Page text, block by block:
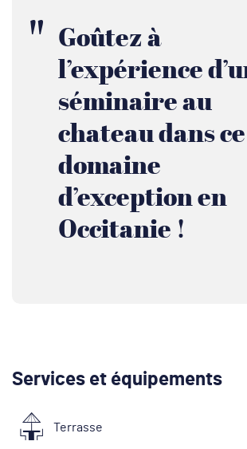
Goûtez à
l’expérience
séminaire au
chateau dans ce
domaine
d’exception en
Occitanie !
Services et équipements
Terrasse